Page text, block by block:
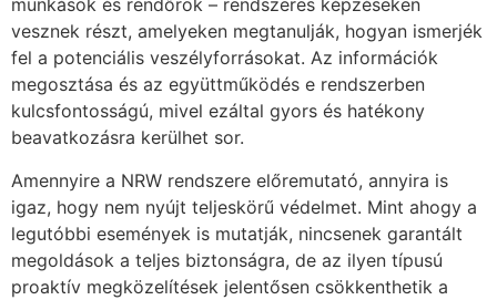
munkások és rendőrök – rendszeres képzéseken
vesznek részt, amelyeken megtanulják, hogyan ismerjék
fel a potenciális veszélyforrásokat. Az információk
megosztása és az együttműködés e rendszerben
kulcsfontosságú, mivel ezáltal gyors és hatékony
beavatkozásra kerülhet sor.
Amennyire a NRW rendszere előremutató, annyira is
igaz, hogy nem nyújt teljeskörű védelmet. Mint ahogy a
legutóbbi események is mutatják, nincsenek garantált
megoldások a teljes biztonságra, de az ilyen típusú
proaktív megközelítések jelentősen csökkenthetik a